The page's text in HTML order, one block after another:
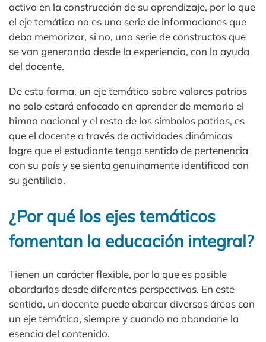
activo en la construcción de su aprendizaje, por lo que
el eje temático no es una serie de informaciones que
deba memorizar, si no, una serie de constructos que
se van generando desde la experiencia, con la ayuda
del docente.
De esta forma, un eje temático sobre valores patrios
no solo estará enfocado en aprender de memoria el
himno nacional y el resto de los símbolos patrios, es
que el docente a través de actividades dinámicas
logre que el estudiante tenga sentido de pertenencia
con su país y se sienta genuinamente identificad con
su gentilicio.
¿Por qué los ejes temáticos
fomentan la educación integral?
Tienen un carácter flexible, por lo que es posible
abordarlos desde diferentes perspectivas. En este
sentido, un docente puede abarcar diversas áreas con
un eje temático, siempre y cuando no abandone la
esencia del contenido.